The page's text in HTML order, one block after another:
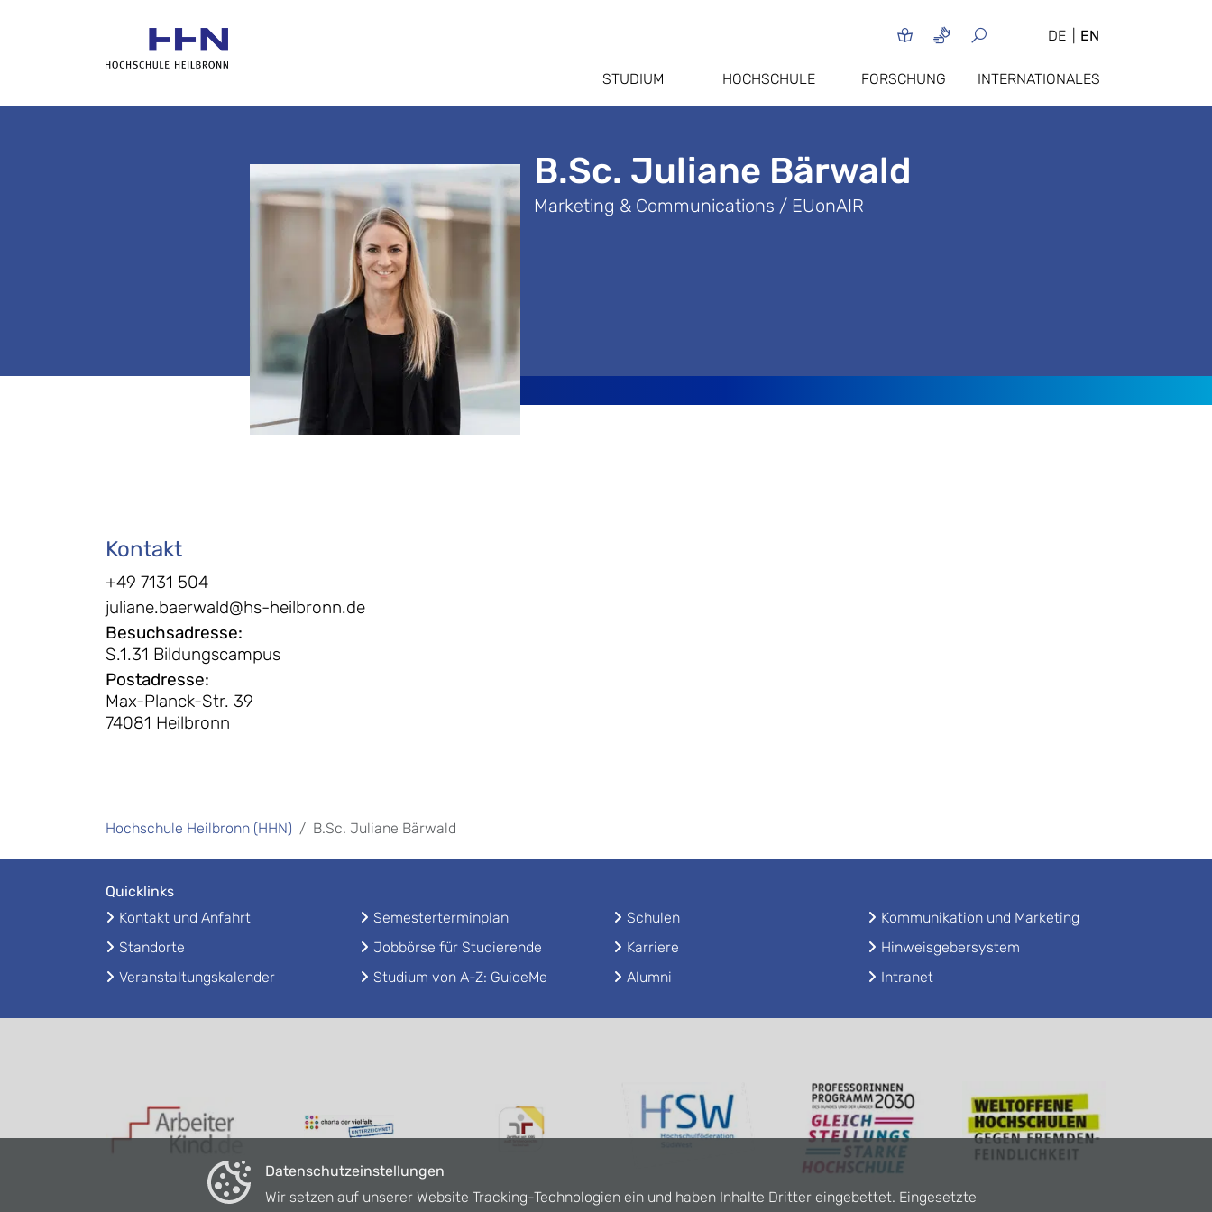
DE EN
STUDIUM HOCHSCHULE FORSCHUNG INTERNATIONALES
B.Sc. Juliane Bärwald
Marketing & Communications / EUonAIR
Kontakt
+49 7131 504
juliane.baerwald@hs-heilbronn.de
Besuchsadresse:
S.1.31 Bildungscampus
Postadresse:
Max-Planck-Str. 39
74081 Heilbronn
Hochschule Heilbronn (HHN) B.Sc. Juliane Bärwald
Quicklinks
Kontakt und Anfahrt
Standorte
Veranstaltungskalender
Semesterterminplan
Jobbörse für Studierende
Studium von A-Z: GuideMe
Schulen
Karriere
Alumni
Kommunikation und Marketing
Hinweisgebersystem
Intranet
Datenschutzeinstellungen
Wir setzen auf unserer Website Tracking-Technologien ein und haben Inhalte Dritter eingebettet. Eingesetzte